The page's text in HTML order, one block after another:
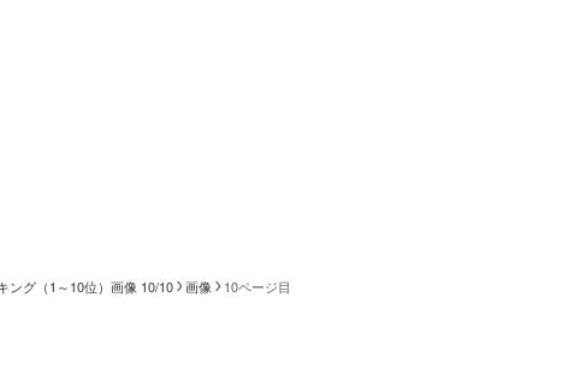
ング（1～10位）画像 10/10 画像 10ページ目